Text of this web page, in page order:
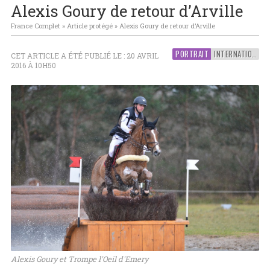
indoor reviennent le 23 Janvier 2027 !
Alexis Goury de retour d’Arville
France Complet» Article protégé» Alexis Goury de retour d’Arville
PORTRAIT INTERNATIONAL
CET ARTICLE A ÉTÉ PUBLIÉ LE : 20 AVRIL
2016 À 10H50
Alexis Goury et Trompe l'Oeil d'Emery